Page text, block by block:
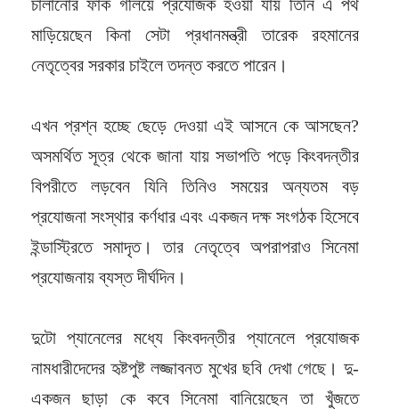
চালানোর ফাঁক গলিয়ে প্রযোজক হওয়া যায় তিনি এ পথ
মাড়িয়েছেন কিনা সেটা প্রধানমন্ত্রী তারেক রহমানের
নেতৃত্বের সরকার চাইলে তদন্ত করতে পারেন।
এখন প্রশ্ন হচ্ছে ছেড়ে দেওয়া এই আসনে কে আসছেন?
অসমর্থিত সূত্র থেকে জানা যায় সভাপতি পড়ে কিংবদন্তীর
বিপরীতে লড়বেন যিনি তিনিও সময়ের অন্যতম বড়
প্রযোজনা সংস্থার কর্ণধার এবং একজন দক্ষ সংগঠক হিসেবে
ইন্ডাস্ট্রিতে সমাদৃত। তার নেতৃত্বে অপরাপরাও সিনেমা
প্রযোজনায় ব্যস্ত দীর্ঘদিন।
দুটো প্যানেলের মধ্যে কিংবদন্তীর প্যানেলে প্রযোজক
নামধারীদেদের হৃষ্টপুষ্ট লজ্জাবনত মুখের ছবি দেখা গেছে। দু-
একজন ছাড়া কে কবে সিনেমা বানিয়েছেন তা খুঁজতে